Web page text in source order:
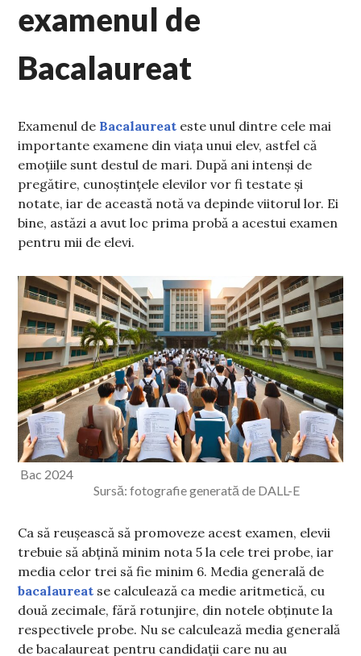
examenul de
Bacalaureat
Examenul de Bacalaureat este unul dintre cele mai
importante examene din viața unui elev, astfel că
emoțiile sunt destul de mari. După ani intenși de
pregătire, cunoștințele elevilor vor fi testate și
notate, iar de această notă va depinde viitorul lor. Ei
bine, astăzi a avut loc prima probă a acestui examen
pentru mii de elevi.
Bac 2024
Sursă: fotografie generată de DALL-E
Ca să reușească să promoveze acest examen, elevii
trebuie să abțină minim nota 5 la cele trei probe, iar
media celor trei să fie minim 6. Media generală de
bacalaureat se calculează ca medie aritmetică, cu
două zecimale, fără rotunjire, din notele obținute la
respectivele probe. Nu se calculează media generală
de bacalaureat pentru candidații care nu au